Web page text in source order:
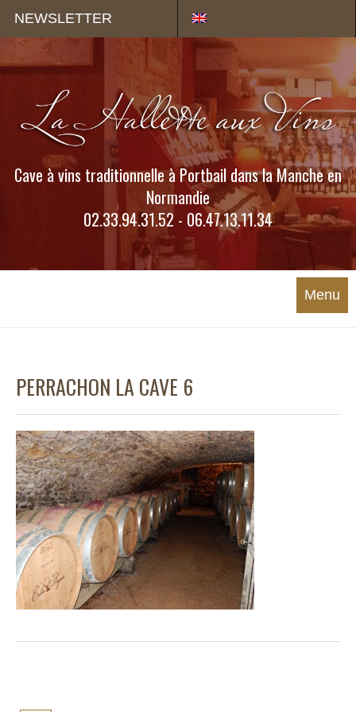
NEWSLETTER
Cave à vins traditionnelle à Portbail dans la Manche en
Normandie
02.33.94.31.52 - 06.47.13.11.34
Menu
PERRACHON LA CAVE 6
Panneau de gestion des cookies